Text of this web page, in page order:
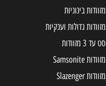
מזוודות בינוניות
מזוודות גדולות וענקיות
סט עד 3 מזוודות
מזוודות Samsonite
מזוודות Slazenger